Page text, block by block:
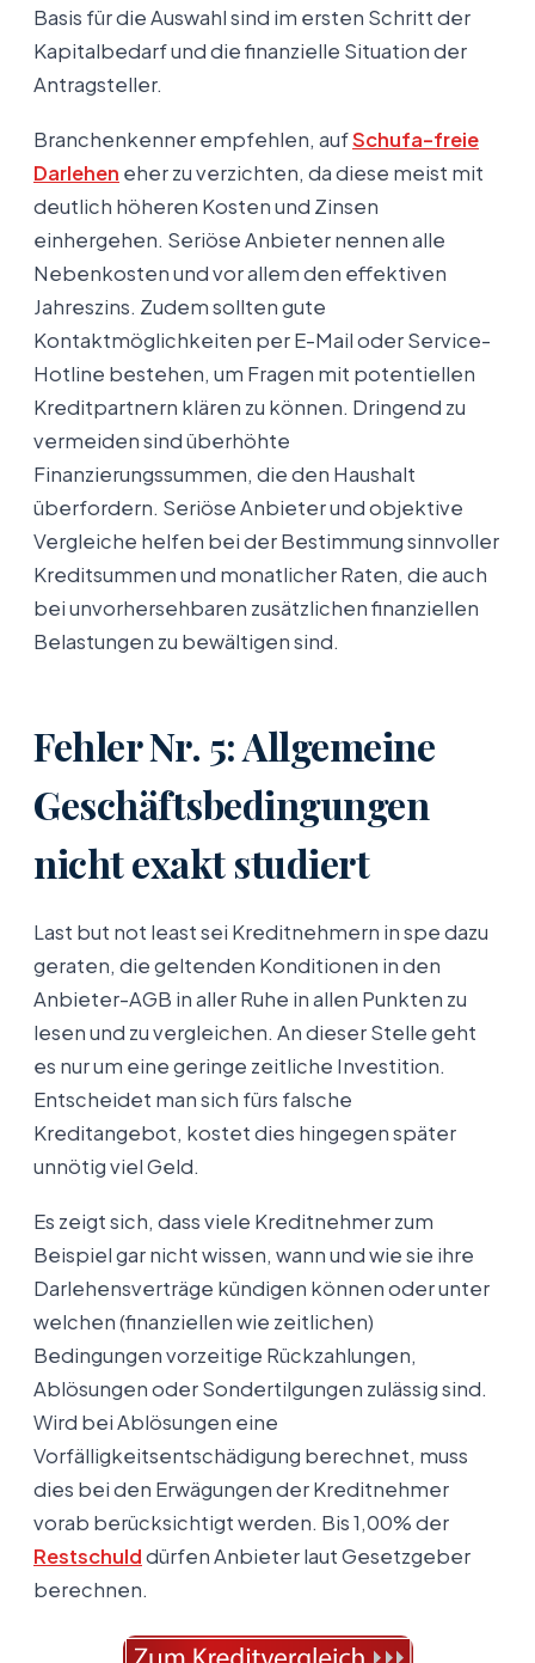
Basis für die Auswahl sind im ersten Schritt der
Kapitalbedarf und die finanzielle Situation der
Antragsteller.
Branchenkenner empfehlen, aufSchufa-freie
Darlehen eher zu verzichten, da diese meist mit
deutlich höheren Kosten und Zinsen
einhergehen. Seriöse Anbieter nennen alle
Nebenkosten und vor allem den effektiven
Jahreszins. Zudem sollten gute
Kontaktmöglichkeiten per E-Mail oder Service-
Hotline bestehen, um Fragen mit potentiellen
Kreditpartnern klären zu können. Dringend zu
vermeiden sind überhöhte
Finanzierungssummen, die den Haushalt
überfordern. Seriöse Anbieter und objektive
Vergleiche helfen bei der Bestimmung sinnvoller
Kreditsummen und monatlicher Raten, die auch
bei unvorhersehbaren zusätzlichen finanziellen
Belastungen zu bewältigen sind.
Fehler Nr. 5: Allgemeine
Geschäftsbedingungen
nicht exakt studiert
Last but not least sei Kreditnehmern in spe dazu
geraten, die geltenden Konditionen in den
Anbieter-AGB in aller Ruhe in allen Punkten zu
lesen und zu vergleichen. An dieser Stelle geht
es nur um eine geringe zeitliche Investition.
Entscheidet man sich fürs falsche
Kreditangebot, kostet dies hingegen später
unnötig viel Geld.
Es zeigt sich, dass viele Kreditnehmer zum
Beispiel gar nicht wissen, wann und wie sie ihre
Darlehensverträge kündigen können oder unter
welchen (finanziellen wie zeitlichen)
Bedingungen vorzeitige Rückzahlungen,
Ablösungen oder Sondertilgungen zulässig sind.
Wird bei Ablösungen eine
Vorfälligkeitsentschädigung berechnet, muss
dies bei den Erwägungen der Kreditnehmer
vorab berücksichtigt werden. Bis 1,00% der
Restschulddürfen Anbieter laut Gesetzgeber
berechnen.